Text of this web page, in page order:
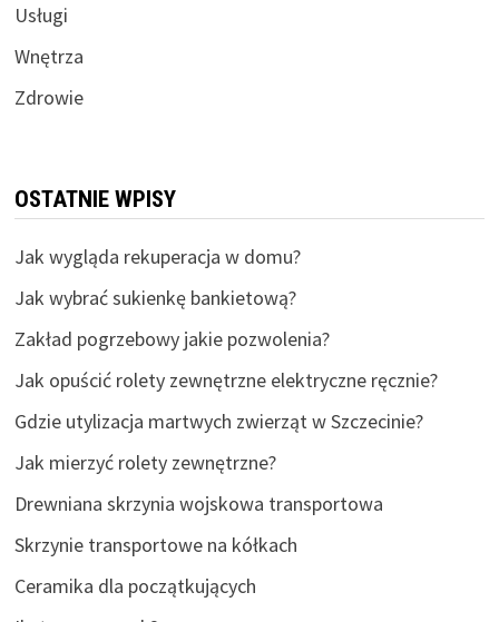
Usługi
Wnętrza
Zdrowie
OSTATNIE WPISY
Jak wygląda rekuperacja w domu?
Jak wybrać sukienkę bankietową?
Zakład pogrzebowy jakie pozwolenia?
Jak opuścić rolety zewnętrzne elektryczne ręcznie?
Gdzie utylizacja martwych zwierząt w Szczecinie?
Jak mierzyć rolety zewnętrzne?
Drewniana skrzynia wojskowa transportowa
Skrzynie transportowe na kółkach
Ceramika dla początkujących